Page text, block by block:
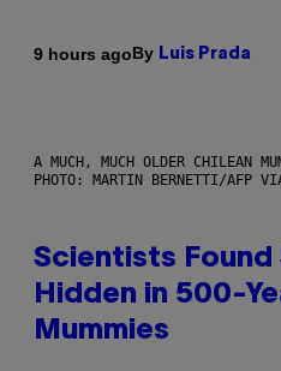
9 hours agoBy Luis Prada
A MUCH, MUCH OLDER CHILEAN
PHOTO: MARTIN BERNETTI/AFP
Scientists Found
Hidden in 500-
Mummies